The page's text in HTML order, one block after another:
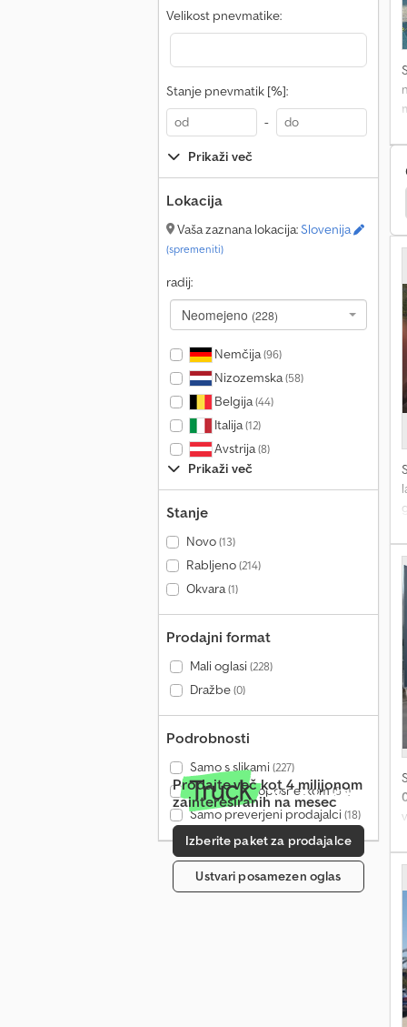
Velikost pnevmatike:
Stanje pnevmatik [%]:
-
Prikaži več
Lokacija
Vaša zaznana lokacija:Slovenija
(spremeniti)
radij:
Neomejeno (228)
Nemčija(96)
Nizozemska(58)
Belgija(44)
Italija(12)
Avstrija(8)
Prikaži več
Stanje
Novo(13)
Rabljeno(214)
Okvara(1)
Prodajni format
Mali oglasi(228)
Dražbe(0)
Podrobnosti
Samo s slikami(227)
Samo z videoposnetkom(53)
Samo preverjeni prodajalci(18)
Prodajte več kot 4 milijonom
zainteresiranih na mesec
Izberite paket za prodajalce
Ustvari posamezen oglas
Drugo Ploščata Postelja / Ponjava